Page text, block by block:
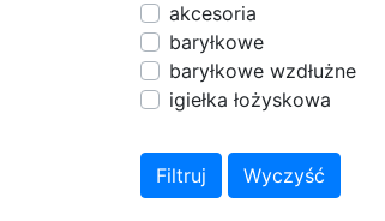
akcesoria
baryłkowe
baryłkowe wzdłużne
igiełka łożyskowa